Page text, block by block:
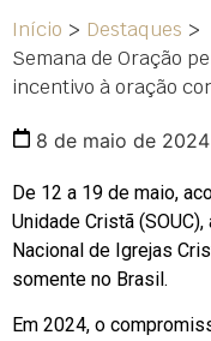
Início > Destaques >
Semana de Oração
incentivo à oração
8 de maio de 2024
De 12 a 19 de maio,
Unidade Cristã
Nacional de Igrejas
somente no Brasil.
Em 2024, o